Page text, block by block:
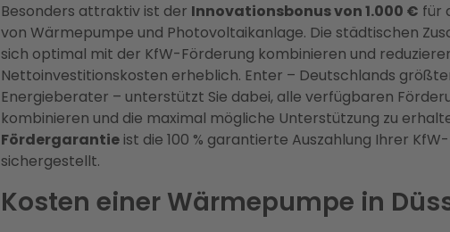
Besonders attraktiv ist der Innovationsbonus von 1.000 € für
von Wärmepumpe und Photovoltaikanlage. Die städtischen
sich optimal mit der KfW-Förderung kombinieren und
Nettoinvestitionskosten erheblich. Enter – Deutschlands
Energieberater – unterstützt Sie dabei, alle verfügbaren
kombinieren und die maximal mögliche Unterstützung zu
Fördergarantie ist die 100 % garantierte Auszahlung Ihrer
sichergestellt.
Kosten einer Wärmepumpe in